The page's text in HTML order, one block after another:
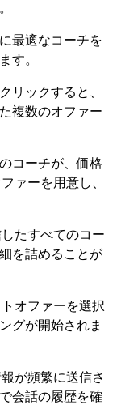
最適なコーチを
す。
リックすると、
複数のオファー
コーチが、価格
ァーを用意し、
たすべてのコー
を詰めることが
オファーを選択
グが開始されま
が頻繁に送信さ
会話の履歴を確